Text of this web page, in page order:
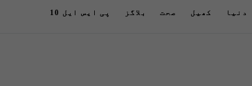
دنیا کھیل صحت بلاگز پی ایس ایل 10